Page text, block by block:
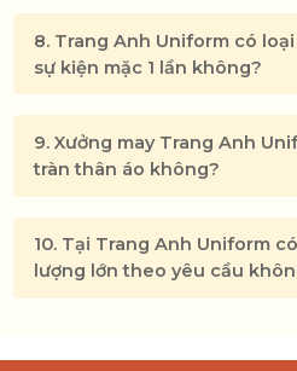
8. Trang Anh Uniform có
sự kiện mặc 1 lần không?
9. Xưởng may Trang Anh
tràn thân áo không?
10. Tại Trang Anh Uniform
lượng lớn theo yêu cầu